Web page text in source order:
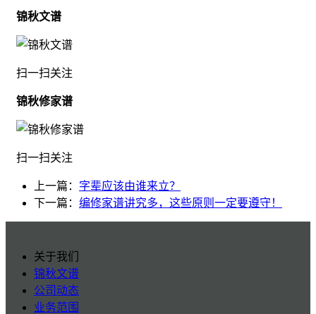
锦秋文谱
扫一扫关注
锦秋修家谱
扫一扫关注
上一篇： 字辈应该由谁来立？
下一篇： 编修家谱讲究多，这些原则一定要遵守！
关于我们
锦秋文谱
公司动态
业务范围